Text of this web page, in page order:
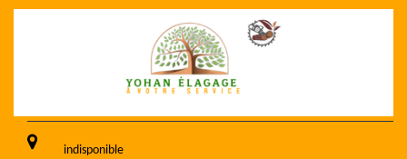
indisponible